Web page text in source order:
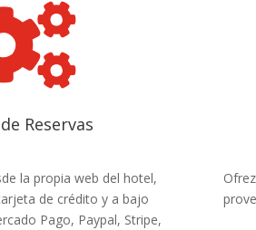
Reservas
la propia web del hotel,
de crédito y a bajo
Pago, Paypal, Stripe,